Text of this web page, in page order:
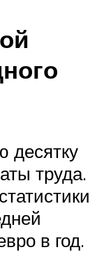
десятку
труда.
в год.